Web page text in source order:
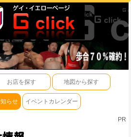
お店を探す 地図から探す
らせ イベントカレンダー
PR